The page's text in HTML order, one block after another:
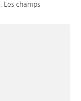
Les champs